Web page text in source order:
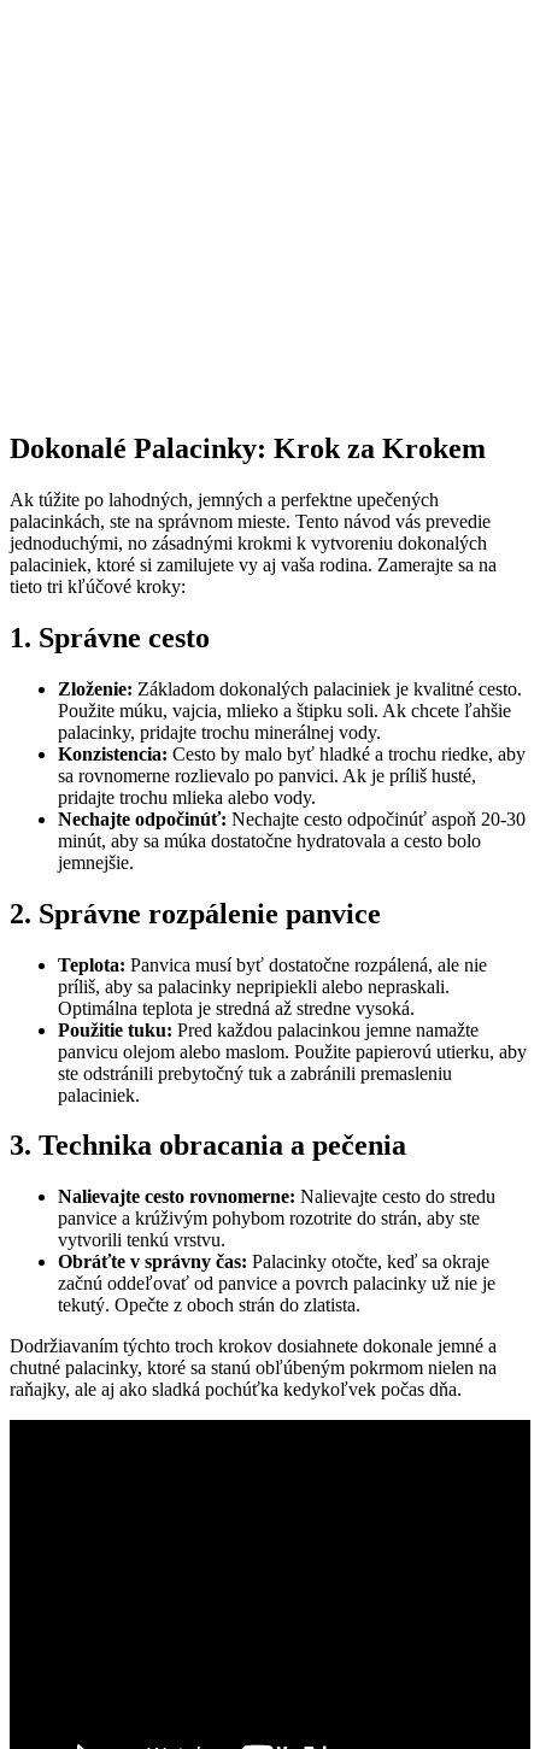
Dokonalé Palacinky: Krok za Krokem
Ak túžite po lahodných, jemných a perfektne upečených
palacinkách, ste na správnom mieste. Tento návod vás prevedie
jednoduchými, no zásadnými krokmi k vytvoreniu dokonalých
palaciniek, ktoré si zamilujete vy aj vaša rodina. Zamerajte sa na
tieto tri kľúčové kroky:
1. Správne cesto
Zloženie: Základom dokonalých palaciniek je kvalitné cesto.
Použite múku, vajcia, mlieko a štipku soli. Ak chcete ľahšie
palacinky, pridajte trochu minerálnej vody.
Konzistencia: Cesto by malo byť hladké a trochu riedke, aby
sa rovnomerne rozlievalo po panvici. Ak je príliš husté,
pridajte trochu mlieka alebo vody.
Nechajte odpočinúť: Nechajte cesto odpočinúť aspoň 20-30
minút, aby sa múka dostatočne hydratovala a cesto bolo
jemnejšie.
2. Správne rozpálenie panvice
Teplota: Panvica musí byť dostatočne rozpálená, ale nie
príliš, aby sa palacinky nepripiekli alebo nepraskali.
Optimálna teplota je stredná až stredne vysoká.
Použitie tuku: Pred každou palacinkou jemne namažte
panvicu olejom alebo maslom. Použite papierovú utierku, aby
ste odstránili prebytočný tuk a zabránili premasleniu
palaciniek.
3. Technika obracania a pečenia
Nalievajte cesto rovnomerne: Nalievajte cesto do stredu
panvice a krúživým pohybom rozotrite do strán, aby ste
vytvorili tenkú vrstvu.
Obráťte v správny čas: Palacinky otočte, keď sa okraje
začnú oddeľovať od panvice a povrch palacinky už nie je
tekutý. Opečte z oboch strán do zlatista.
Dodržiavaním týchto troch krokov dosiahnete dokonale jemné a
chutné palacinky, ktoré sa stanú obľúbeným pokrmom nielen na
raňajky, ale aj ako sladká pochúťka kedykoľvek počas dňa.